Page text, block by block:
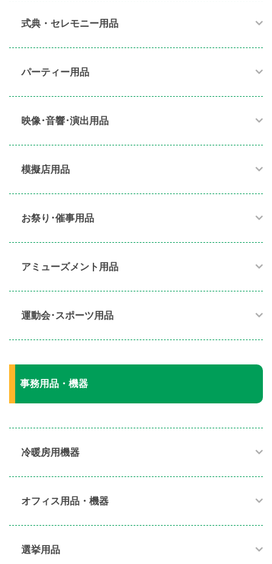
式典・セレモニー用品
パーティー用品​
映像･音響･演出用品​
模擬店用品​
お祭り･催事用品​
アミューズメント用品​
運動会･スポーツ用品​
事務用品・機器
冷暖房用機器​
オフィス用品・機器​
選挙用品